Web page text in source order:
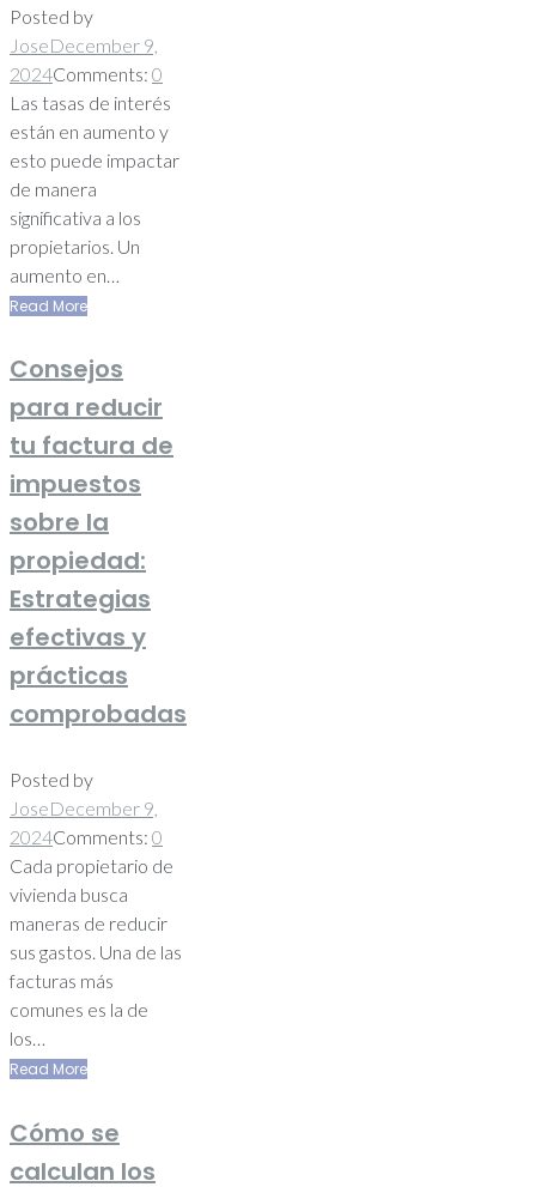
Posted by
JoseDecember 9,
2024Comments: 0
Las tasas de interés
están en aumento y
esto puede impactar
de manera
significativa a los
propietarios. Un
aumento en…
Read More
Consejos
para reducir
tu factura de
impuestos
sobre la
propiedad:
Estrategias
efectivas y
prácticas
comprobadas
Posted by
JoseDecember 9,
2024Comments: 0
Cada propietario de
vivienda busca
maneras de reducir
sus gastos. Una de las
facturas más
comunes es la de
los…
Read More
Cómo se
calculan los